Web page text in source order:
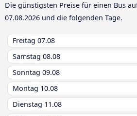
Die günstigsten Preise für einen Bus
07.08.2026 und die folgenden Tage.
Freitag 07.08
Samstag 08.08
Sonntag 09.08
Montag 10.08
Dienstag 11.08